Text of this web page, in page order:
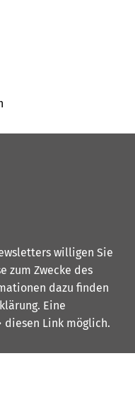
willigen Sie
zum Zwecke des
dazu finden
. Eine
diesen Link möglich.